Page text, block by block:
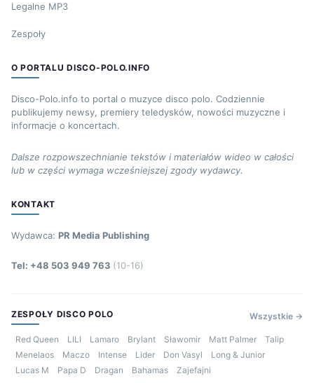
Legalne MP3
Zespoły
O PORTALU DISCO-POLO.INFO
Disco-Polo.info to portal o muzyce disco polo. Codziennie
publikujemy newsy, premiery teledysków, nowości muzyczne i
informacje o koncertach.
Dalsze rozpowszechnianie tekstów i materiałów wideo w całości
lub w części wymaga wcześniejszej zgody wydawcy.
KONTAKT
Wydawca: PR Media Publishing
Tel: +48 503 949 763 (10-16)
ZESPOŁY DISCO POLO Wszystkie →
Red Queen LILI Lamaro Brylant Sławomir Matt Palmer
Talip
Menelaos
Maczo Intense Lider Don Vasyl
Long & Junior
Lucas M
Papa D Dragan Bahamas Zajefajni